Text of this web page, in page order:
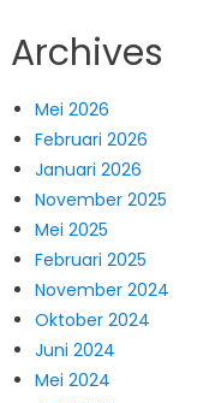
Archives
Mei 2026
Februari 2026
Januari 2026
November 2025
Mei 2025
Februari 2025
November 2024
Oktober 2024
Juni 2024
Mei 2024